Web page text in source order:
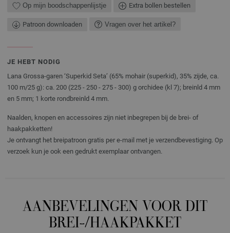
Op mijn boodschappenlijstje Extra bollen bestellen
Patroon downloaden Vragen over het artikel?
JE HEBT NODIG
Lana Grossa-garen ‘Superkid Seta’ (65% mohair (superkid), 35% zijde, ca.
100 m/25 g): ca. 200 (225 - 250 - 275 - 300) g orchidee (kl 7); breinld 4 mm
en 5 mm; 1 korte rondbreinld 4 mm.
Naalden, knopen en accessoires zijn niet inbegrepen bij de brei- of
haakpakketten!
Je ontvangt het breipatroon gratis per e-mail met je verzendbevestiging. Op
verzoek kun je ook een gedrukt exemplaar ontvangen.
AANBEVELINGEN VOOR DIT
BREI-/HAAKPAKKET